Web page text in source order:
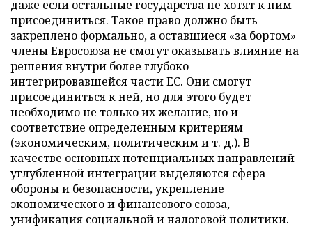
даже если остальные государства не хотят к ним
присоединиться. Такое право должно быть
закреплено формально, а оставшиеся «за бортом»
члены Евросоюза не смогут оказывать влияние на
решения внутри более глубоко
интегрировавшейся части ЕС. Они смогут
присоединиться к ней, но для этого будет
необходимо не только их желание, но и
соответствие определенным критериям
(экономическим, политическим и т. д.). В
качестве основных потенциальных направлений
углубленной интеграции выделяются сфера
обороны и безопасности, укрепление
экономического и финансового союза,
унификация социальной и налоговой политики.